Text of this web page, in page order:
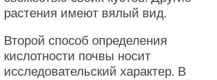
растения имеют вялый вид.
Второй способ определения
кислотности почвы носит
исследовательский характер. В